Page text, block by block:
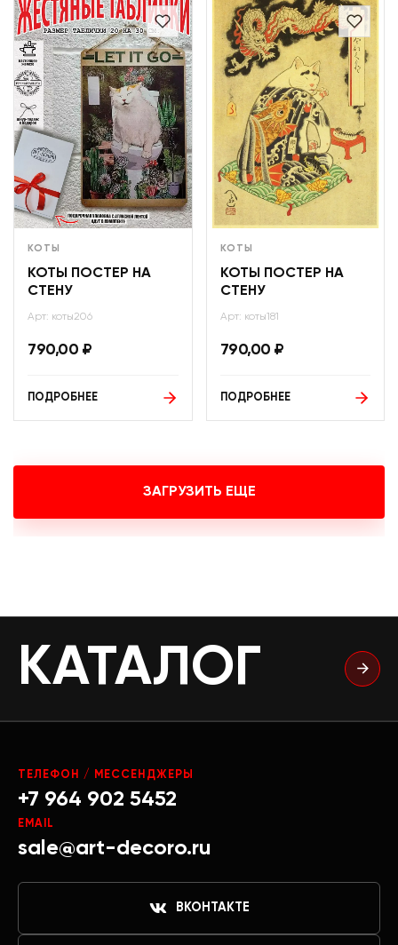
КОТЫ
КОТЫ ПОСТЕР НА
СТЕНУ
Арт: коты206
790,00 ₽
ПОДРОБНЕЕ
КОТЫ
КОТЫ ПОСТЕР НА
СТЕНУ
Арт: коты181
790,00 ₽
ПОДРОБНЕЕ
ЗАГРУЗИТЬ ЕЩЕ
КАТАЛОГ
ТЕЛЕФОН / МЕССЕНДЖЕРЫ
+7 964 902 5452
EMAIL
sale@art-decoro.ru
ВКОНТАКТЕ